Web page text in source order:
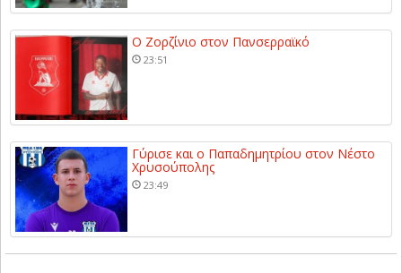
Ο Ζορζίνιο στον Πανσερραϊκό
23:51
Γύρισε και ο Παπαδημητρίου στον Νέστο
Χρυσούπολης
23:49